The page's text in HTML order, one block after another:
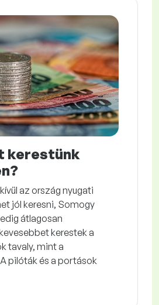
kerestünk
az ország nyugati
jól keresni, Somogy
átlagosan
kerestek a
tavaly, mint a
pilóták és a portások